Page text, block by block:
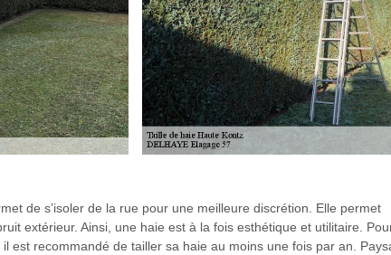
de s’isoler de la rue pour une meilleure discrétion. Elle permet
extérieur. Ainsi, une haie est à la fois esthétique et utilitaire.
est recommandé de tailler sa haie au moins une fois par an.